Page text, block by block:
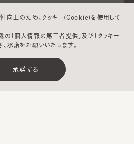
登録
性向上のため、クッキー(Cookie)を使用して
の「個人情報の第三者提供」及び「クッキー
承諾をお願いいたします。
承諾する